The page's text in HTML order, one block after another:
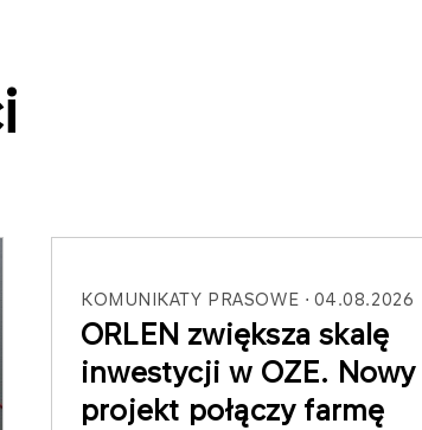
KOMUNIKATY PRASOWE 04.08.2026
ORLEN zwiększa skalę
inwestycji w OZE. Nowy
projekt połączy farmę